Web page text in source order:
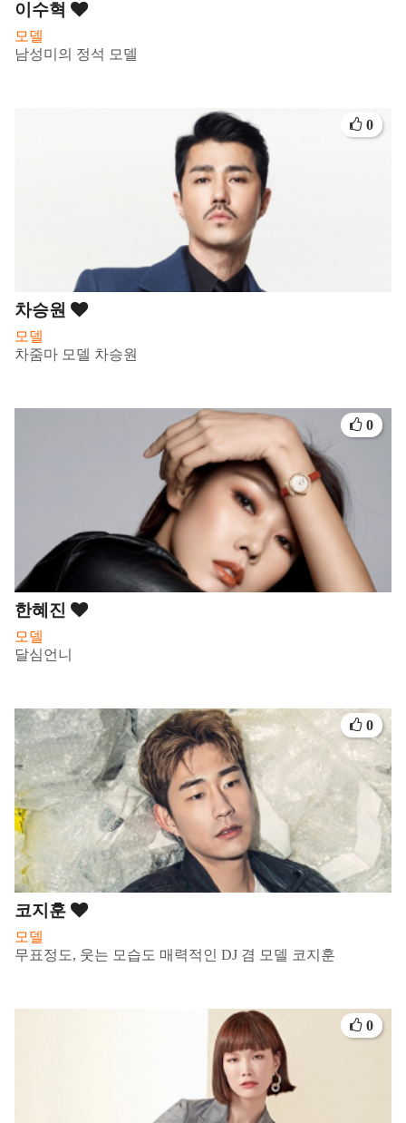
이수혁
모델
남성미의 정석 모델
차승원
모델
차줌마 모델 차승원
0
한혜진
모델
달심언니
0
코지훈
모델
무표정도, 웃는 모습도 매력적인 DJ 겸 모델 코지훈
0
0